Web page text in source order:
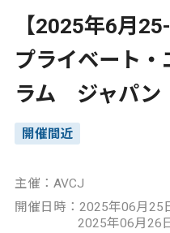
【2025年6月
プライベート・
ラム ジャパン
開催間近
主催：AVCJ
開催日時：2025年06月25
2025年06月26